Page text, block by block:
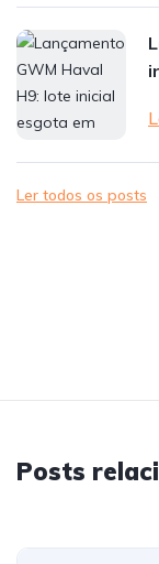
Ler todos os posts
Posts